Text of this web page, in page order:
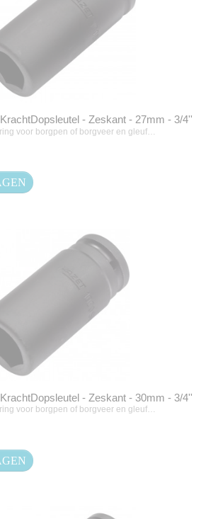
- Zeskant - 27mm - 3/4''
voor borgpen of borgveer en gleuf…
- Zeskant - 30mm - 3/4''
voor borgpen of borgveer en gleuf…